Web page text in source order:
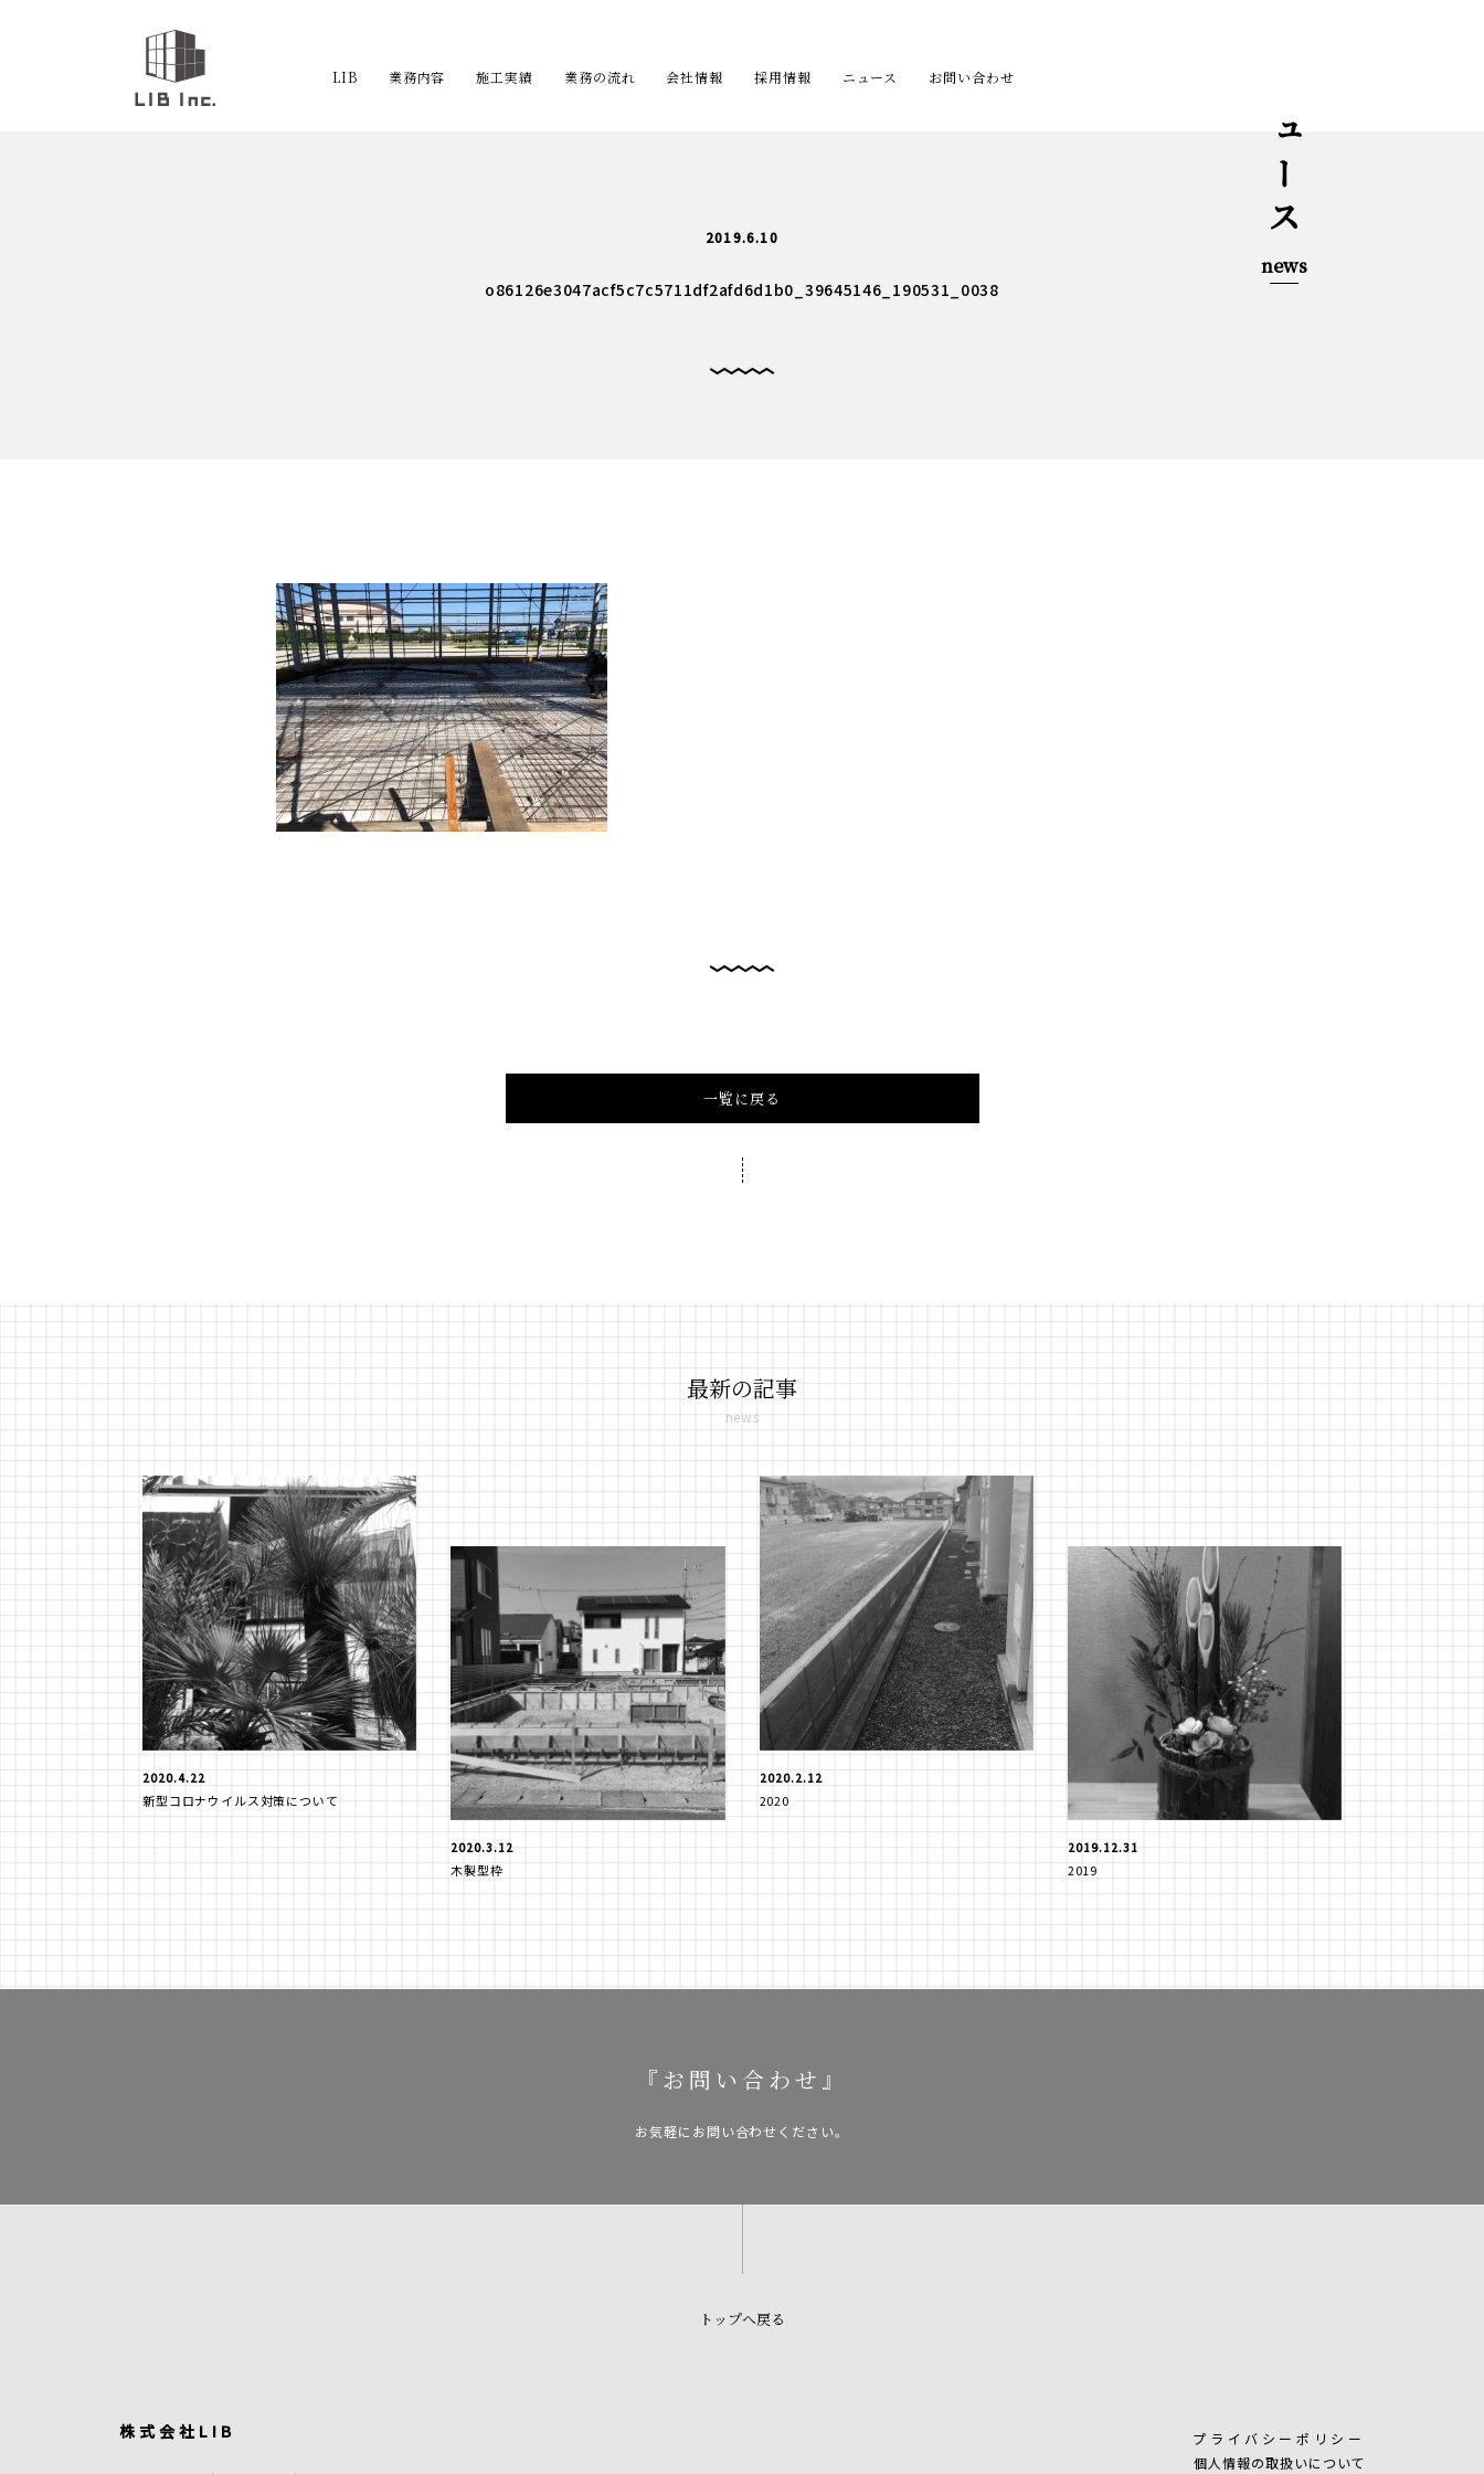
LIB 業務内容 施工実績 業務の流れ 会社情報 採用情報 ニュース お問い合わせ ニュース
news
2019.6.10
o86126e3047acf5c7c5711df2afd6d1b0_39645146_190531_0038
一覧に戻る
最新の記事
news
2020.4.22
新型コロナウイルス対策について
2020.3.12
木製型枠
2020.2.12
2020
2019.12.31
2019
『お問い合わせ』
お気軽にお問い合わせください。
トップへ戻る
株式会社LIB
プライバシーポリシー
個人情報の取扱いについて